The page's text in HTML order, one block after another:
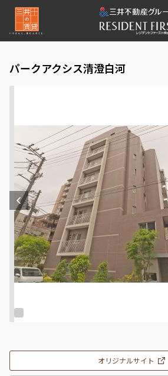
パークアクシス清澄白河
オリジナルサイト